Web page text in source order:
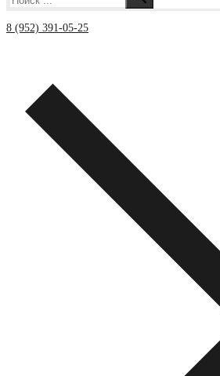
8 (952) 391-05-25